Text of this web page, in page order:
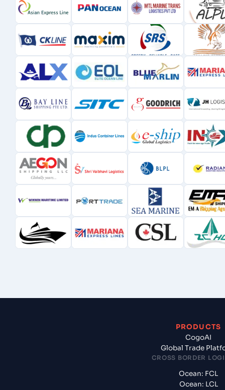
PRODUCTS
CogoAI
Global Trade
CROSS BORDER
Ocean: FCL
Ocean: LCL